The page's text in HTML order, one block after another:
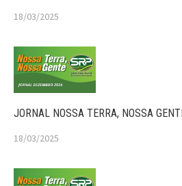
18/03/2025
JORNAL NOSSA TERRA, NOSSA
18/03/2025